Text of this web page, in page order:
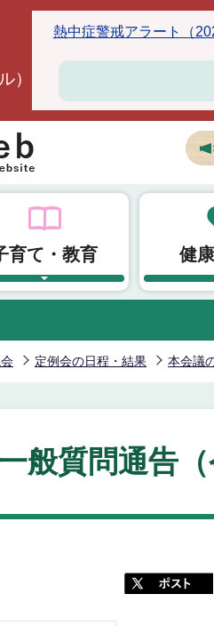
）
熱中症警戒アラート（
育て・教育 健
定例会の日程・結果 本会議
般質問通告（